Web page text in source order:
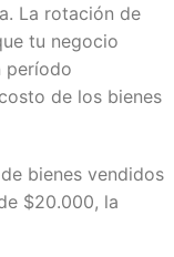
La rotación de
tu negocio
período
de los bienes
bienes vendidos
$20.000, la